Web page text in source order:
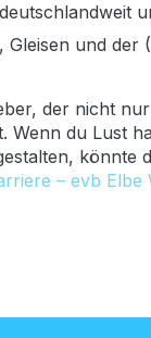
und der
der nicht
du Lust
könnte
– evb Elbe